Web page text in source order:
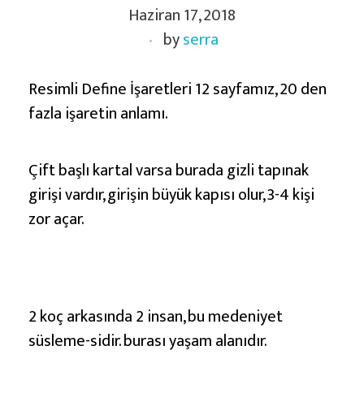
i
m
l
D
e
f
İ
ş
Haziran 17, 2018
byserra
Resimli Define İşaretleri 12 sayfamız, 20 den
fazla işaretin anlamı.
Çift başlı kartal varsa burada gizli tapınak
girişi vardır, girişin büyük kapısı olur, 3-4 kişi
zor açar.
2 koç arkasında 2 insan, bu medeniyet
süsleme-sidir. burası yaşam alanıdır.